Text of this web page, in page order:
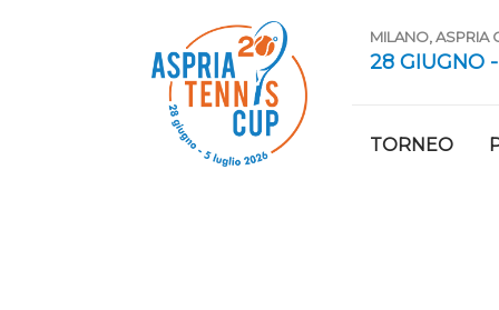
MILANO, ASPRIA
28 GIUGNO
TORNEO